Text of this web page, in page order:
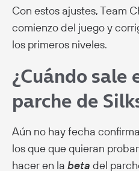
Con estos ajustes, Team
comienzo del juego y
los primeros niveles.
¿Cuándo sale
parche de
Aún no hay fecha
los que que quieran
hacer en la beta del